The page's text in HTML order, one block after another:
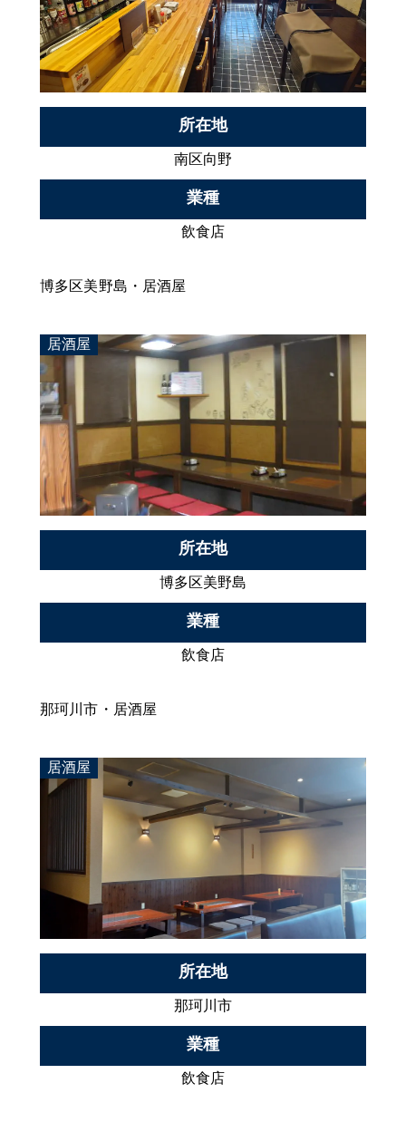
所在地
南区向野
業種
飲食店
博多区美野島・居酒屋
居酒屋
所在地
博多区美野島
業種
飲食店
那珂川市・居酒屋
居酒屋
所在地
那珂川市
業種
飲食店